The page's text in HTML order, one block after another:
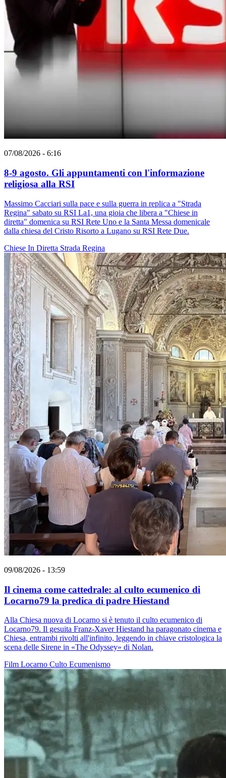
07/08/2026 - 6:16
8-9 agosto. Gli appuntamenti con l'informazione
religiosa alla RSI
Massimo Cacciari sulla pace e sulla guerra in replica a "Strada
Regina" sabato su RSI La1, una gioia che libera a "Chiese in
diretta" domenica su RSI Rete Uno e la Santa Messa domenicale
dalla chiesa del Cristo Risorto a Lugano su RSI Rete Due.
Chiese In Diretta Strada Regina
09/08/2026 - 13:59
Il cinema come cattedrale: al culto ecumenico di
Locarno79 la predica di padre Hiestand
Alla Chiesa nuova di Locarno si è tenuto il culto ecumenico di
Locarno79. Il gesuita Franz-Xaver Hiestand ha paragonato cinema e
Chiesa, entrambi rivolti all'infinito, leggendo in chiave cristologica la
scena delle Sirene in «The Odyssey» di Nolan.
Film Locarno Culto Ecumenismo